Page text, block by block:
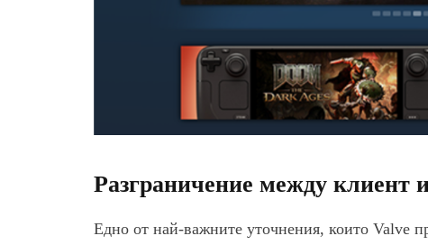
Разграничение между клиент
Едно от най-важните уточнения, които Valve